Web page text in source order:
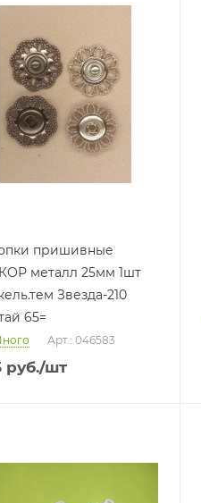
пришивные
металл 25мм 1шт
Звезда-210
65=
Арт.: 046583
руб./шт